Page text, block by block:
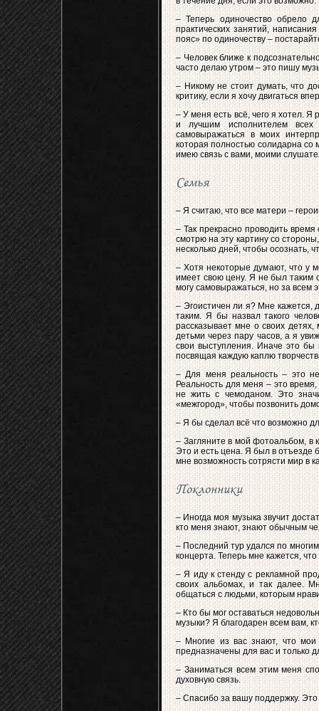
– Теперь одиночество обрело
практических занятий,
пояс» по одиночеству –
– Человек ближе к
часто делаю утром – это пишу
– Никому не стоит думать, что
критику, если я хочу двигаться
– У меня есть всё, чего я хотел.
и лучшим исполнителем
самовыражаться в моих
которая полностью солидарна со
имею связь с вами, моими
Семья
– Я считаю, что все матери –
– Так прекрасно проводить
смотрю на эту картину со
несколько дней, чтобы осознать,
– Хотя некоторые думают, что у
имеет свою цену. Я не был таким
могу самовыражаться, но за всем
– Эгоистичен ли я? Мне кажется,
таким. Я бы назвал такого
рассказывает мне о своих
детьми через пару часов, а я
свои выступления. Иначе это бы
посвящая каждую каплю
– Для меня реальность – это
Реальность для меня – это
не жить с чемоданом. Это
«межгород», чтобы позвонить
– Я бы сделал всё что возможно
– Загляните в мой фотоальбом,
Это и есть цена. Я был в отъезде
мне возможность сотрясти мир в
Поклонники
– Иногда моя музыка звучит
кто меня знают, знают обычным
– Последний тур удался по
концерта. Теперь мне кажется,
– Я иду к стенду с рекламной
своих альбомах, и так далее.
общаться с людьми, которым
– Кто бы мог оставаться
музыки? Я благодарен всем вам,
– Многие из вас знают, что мои
предназначены для вас и только
– Заниматься всем этим меня
духовную связь.
– Спасибо за вашу поддержку.